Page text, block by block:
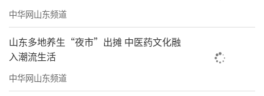
中华网山东频道
山东多地养生“夜市”出摊 中医药文化融
入潮流生活
中华网山东频道